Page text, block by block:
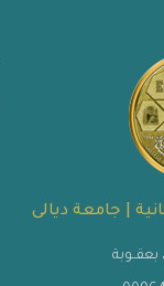
| جامعة ديالى
بعقــوبة